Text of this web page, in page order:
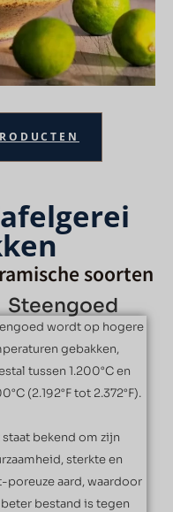
soorten
Steengoed
wordt op hogere
gebakken,
tussen 1.200°C en
(2.192°F tot 2.372°F).
staat bekend om zijn
sterkte en
poreuze aard, waardoor
bestand is tegen